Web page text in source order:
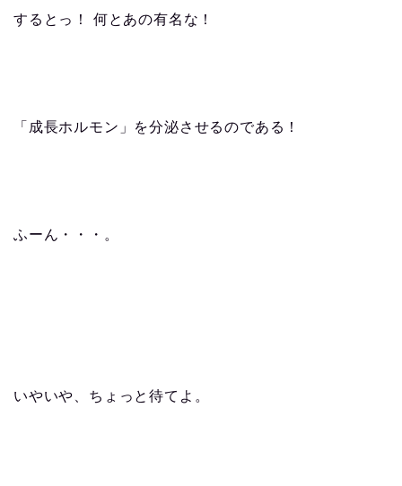
するとっ！ 何とあの有名な！
「成長ホルモン」を分泌させるのである！
ふーん・・・。
いやいや、ちょっと待てよ。